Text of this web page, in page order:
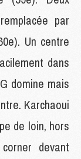
par
Un centre
dans
domine mais
Karchaoui
de loin, hors
devant